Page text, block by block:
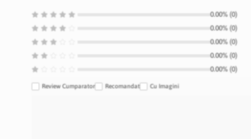
0.00% (0)
0.00% (0)
0.00% (0)
0.00% (0)
0.00% (0)
Review Cumparator Recomandat Cu Imagini